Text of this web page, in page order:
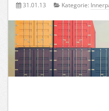
31.01.13 Kategorie: